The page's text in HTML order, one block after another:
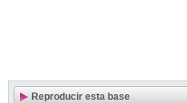
Reproducir esta base